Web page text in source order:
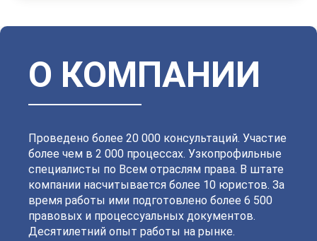
Московский
Невский Октябрьский
Петроградский
Петродворцовый
Приморский Пушкинский
Сестрорецкий
Смольнинский
О КОМПАНИИ
Проведено более 20 000 консультаций. Участие
более чем в 2 000 процессах. Узкопрофильные
специалисты по Всем отраслям права. В штате
компании насчитывается более 10 юристов. За
время работы ими подготовлено более 6 500
правовых и процессуальных документов.
Десятилетний опыт работы на рынке.